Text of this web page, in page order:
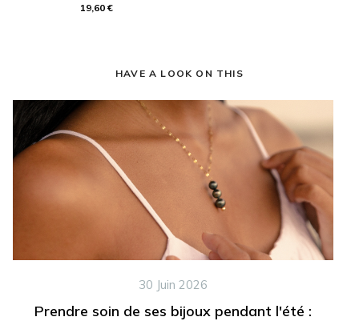
19,60 €
HAVE A LOOK ON THIS
30 Juin 2026
Prendre soin de ses bijoux pendant l'été :